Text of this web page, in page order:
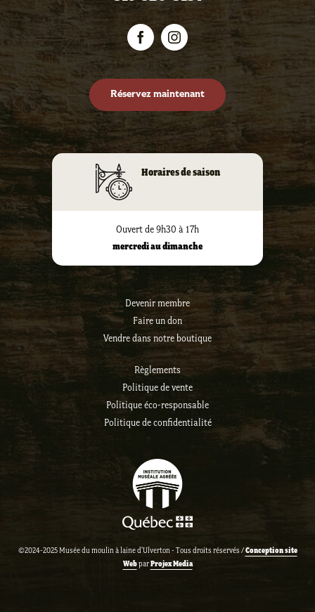
Horaires de saison
Ouvert de 9h30 à 17h
mercredi au dimanche
Devenir membre
Faire un don
Vendre dans notre boutique
Règlements
Politique de vente
Politique éco-responsable
Politique de confidentialité
Réservez maintenant
©2024-2025 Musée du moulin à laine d'Ulverton - Tous droits réservés /Conception site
WebparProjex Media